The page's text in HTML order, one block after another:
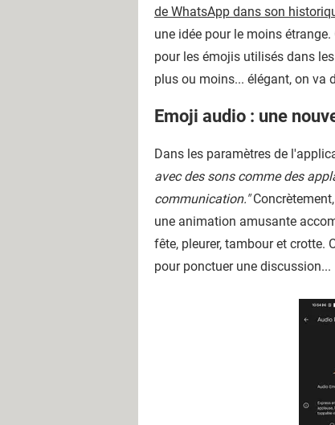
de WhatsApp dans son
une idée pour le moins
pour les émojis utilisés dans
plus ou moins... élégant, on va
Emoji audio : une
Dans les paramètres de
avec des sons comme des
communication."
une animation amusante
fête, pleurer, tambour et crotte.
pour ponctuer une discussion...